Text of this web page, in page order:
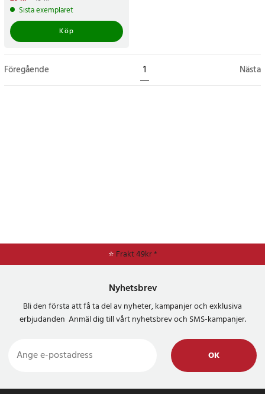
pris:49 kr
Sista exemplaret
Köp
Föregående 1 Nästa
⭐ Frakt 49kr *
Nyhetsbrev
Bli den första att få ta del av nyheter, kampanjer och exklusiva
erbjudanden Anmäl dig till vårt nyhetsbrev och SMS-kampanjer.
OK